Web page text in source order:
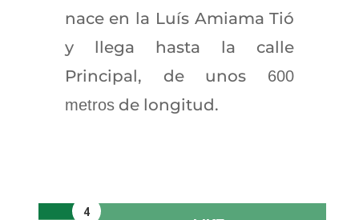
nace en la Luís Amiama Tió
y llega hasta la calle
Principal, de unos 600
metrosde longitud.
4